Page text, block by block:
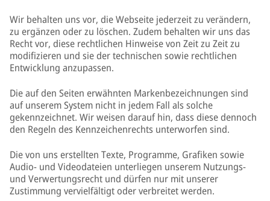
Wir behalten uns vor, die Webseite jederzeit zu verändern,
zu ergänzen oder zu löschen. Zudem behalten wir uns das
Recht vor, diese rechtlichen Hinweise von Zeit zu Zeit zu
modifizieren und sie der technischen sowie rechtlichen
Entwicklung anzupassen.
Die auf den Seiten erwähnten Markenbezeichnungen sind
auf unserem System nicht in jedem Fall als solche
gekennzeichnet. Wir weisen darauf hin, dass diese dennoch
den Regeln des Kennzeichenrechts unterworfen sind.
Die von uns erstellten Texte, Programme, Grafiken sowie
Audio- und Videodateien unterliegen unserem Nutzungs-
und Verwertungsrecht und dürfen nur mit unserer
Zustimmung vervielfältigt oder verbreitet werden.